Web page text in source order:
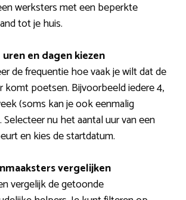
werksters met een beperkte
tot je huis.
en dagen kiezen
de frequentie hoe vaak je wilt dat de
komt poetsen. Bijvoorbeeld iedere 4,
(soms kan je ook eenmalig
Selecteer nu het aantal uur van een
en kies de startdatum.
vergelijken
vergelijk de getoonde